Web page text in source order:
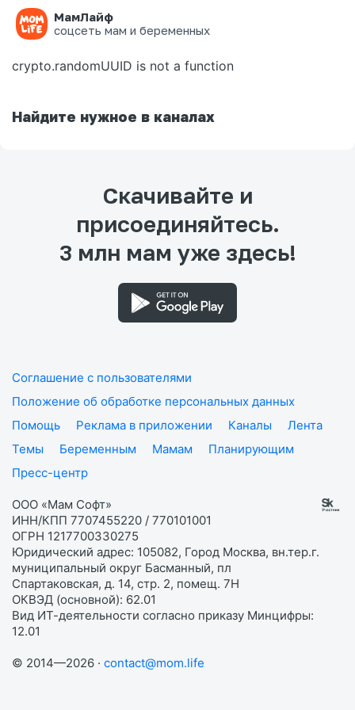
МамЛайф
соцсеть мам и беременных
Ошибка на странице
crypto.randomUUID is not a function
Найдите нужное в каналах
Скачивайте и
присоединяйтесь.
3 млн мам уже здесь!
Соглашение с пользователями
Положение об обработке персональных данных
Помощь
Реклама в приложении Каналы
Лента
Темы
Беременным Мамам
Планирующим
Пресс-центр
ООО «Мам Софт»
ИНН/КПП 7707455220 / 770101001
ОГРН 1217700330275
Юридический адрес: 105082, Город Москва, вн.тер.г.
муниципальный округ Басманный, пл
Спартаковская, д. 14, стр. 2, помещ. 7Н
ОКВЭД (основной): 62.01
Вид ИТ-деятельности согласно приказу Минцифры:
12.01
© 2014—2026 · contact@mom.life